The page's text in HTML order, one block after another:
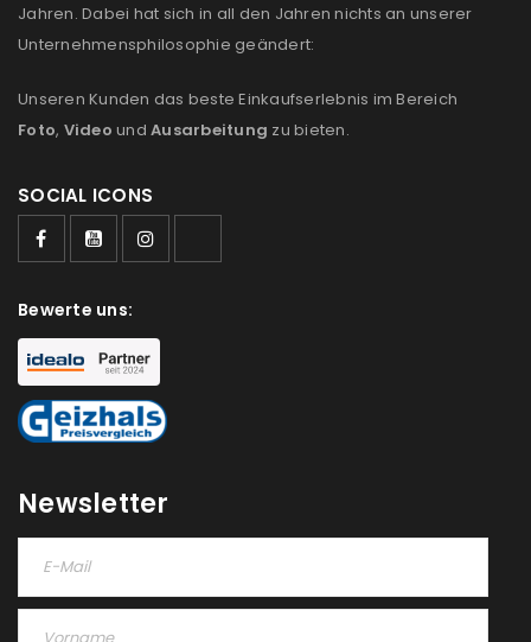
Jahren. Dabei hat sich in all den Jahren nichts an unserer
Unternehmensphilosophie geändert:
Unseren Kunden das beste Einkaufserlebnis im Bereich
Foto, Video und Ausarbeitung zu bieten.
SOCIAL ICONS
Bewerte uns:
Newsletter